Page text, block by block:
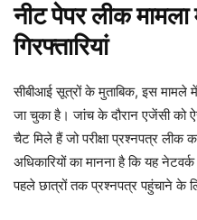
नीट पेपर लीक मामला
गिरफ्तारियां
सीबीआई सूत्रों के मुताबिक, इस मामले
जा चुका है। जांच के दौरान एजेंसी को
चैट मिले हैं जो परीक्षा प्रश्नपत्र लीक
अधिकारियों का मानना है कि यह
पहले छात्रों तक प्रश्नपत्र पहुंचाने के